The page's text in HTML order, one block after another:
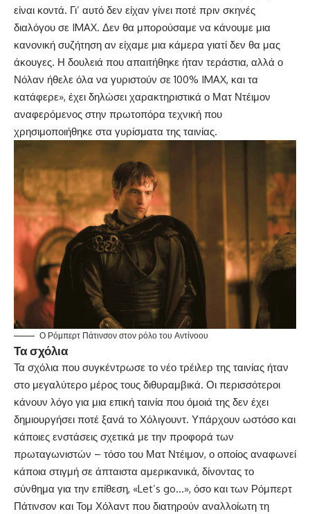
είναι κοντά. Γι’ αυτό δεν είχαν γίνει ποτέ πριν σκηνές
διαλόγου σε IMAX. Δεν θα μπορούσαμε να κάνουμε μια
κανονική συζήτηση αν είχαμε μια κάμερα γιατί δεν θα μας
άκουγες. Η δουλειά που απαιτήθηκε ήταν τεράστια, αλλά ο
Νόλαν ήθελε όλα να γυριστούν σε 100% IMAX, και τα
κατάφερε», έχει δηλώσει χαρακτηριστικά ο Ματ Ντέιμον
αναφερόμενος στην πρωτοπόρα τεχνική που
χρησιμοποιήθηκε στα γυρίσματα της ταινίας.
Ο Ρόμπερτ Πάτινσον στον ρόλο του Αντίνοου
Τα σχόλια
Τα σχόλια που συγκέντρωσε το νέο τρέιλερ της ταινίας ήταν
στο μεγαλύτερο μέρος τους διθυραμβικά. Οι περισσότεροι
κάνουν λόγο για μια επική ταινία που όμοιά της δεν έχει
δημιουργήσει ποτέ ξανά το Χόλιγουντ. Υπάρχουν ωστόσο και
κάποιες ενστάσεις σχετικά με την προφορά των
πρωταγωνιστών – τόσο του Ματ Ντέιμον, ο οποίος αναφωνεί
κάποια στιγμή σε άπταιστα αμερικανικά, δίνοντας το
σύνθημα για την επίθεση, «Let’s go…», όσο και των Ρόμπερτ
Πάτινσον και Τομ Χόλαντ που διατηρούν αναλλοίωτη τη